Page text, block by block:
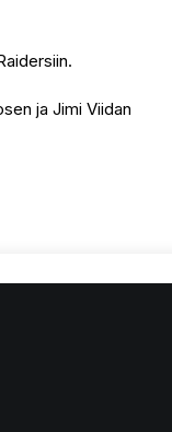
ja Jimi Viidan